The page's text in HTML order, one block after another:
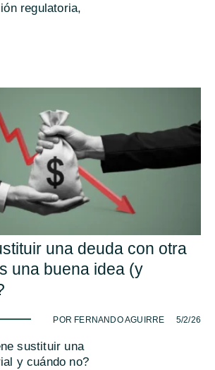
regulatoria,
una deuda con otra
una buena idea (y
- POR FERNANDO AGUIRRE 5/2/26
sustituir una
y cuándo no?